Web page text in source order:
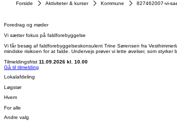
Forside Aktiviteter & kurser Kommune 827462007-vi-
Foredrag og møder
Vi sætter fokus på faldforebyggelse
Vi får besøg af faldforebyggelseskonsulent Trine Sørensen fra
mindske risikoen for at falde. Undervejs prøver vi lette øvelser, som
Tilmeldingsfrist 11.09.2026 kl. 10.00
Gå til tilmelding
Lokalafdeling
Løgstør
Hvem
For alle
Andre valg